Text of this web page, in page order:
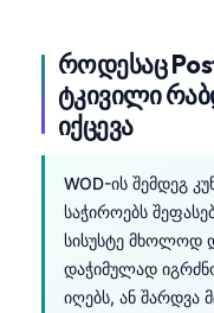
როდესაც
ტკივილი
იქცევა
WOD-ის შემდეგ
საჭიროებს
სისუსტე მხოლოდ
დაჭიმულად
იღებს, ან შარდვა